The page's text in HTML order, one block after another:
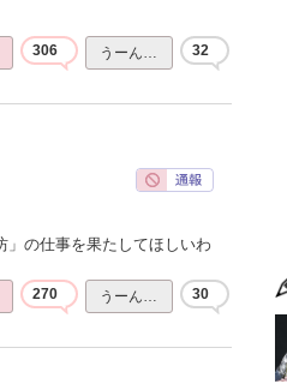
306 うーん… 32
」の仕事を果たしてほしいわ
270 うーん… 30